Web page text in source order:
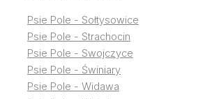
Psie Pole - Sołtysowice
Psie Pole - Strachocin
Psie Pole - Swojczyce
Psie Pole - Świniary
Psie Pole - Widawa